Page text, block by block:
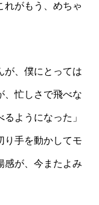
れがもう、めちゃ
が、僕にとっては
、忙しさで飛べな
ようになった」
り手を動かしてモ
感が、今またよみ